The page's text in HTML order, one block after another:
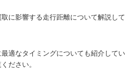
に影響する走行距離について解説して
適なタイミングについても紹介してい
ださい。